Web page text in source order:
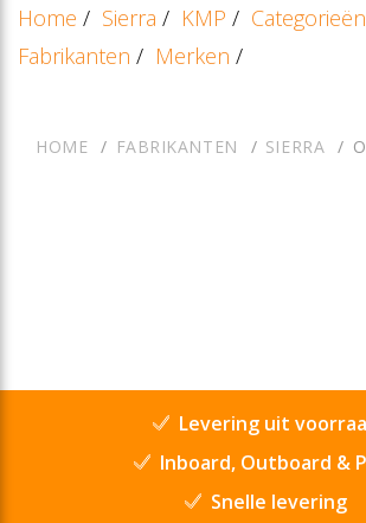
Home / Sierra / KMP / Categorieën
Fabrikanten / Merken /
HOME FABRIKANTEN SIERRA
Levering uit
Inboard, Outboard &
Snelle levering